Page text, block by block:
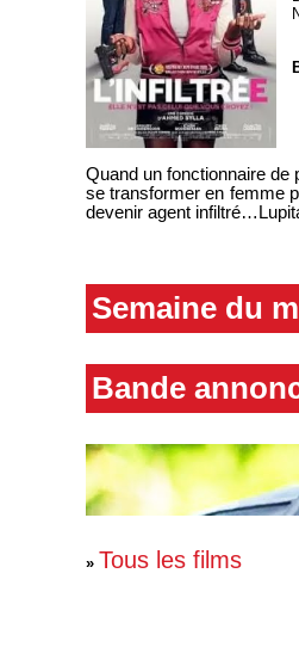
Quand un fonctionnaire de
se transformer en femme
devenir agent
Semaine du
Bande
» Tous les films